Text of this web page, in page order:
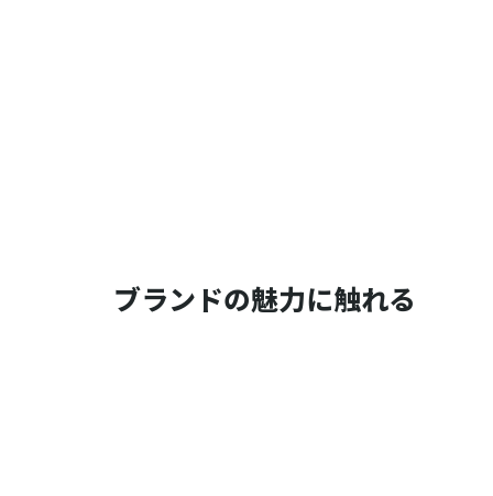
ブランドの魅力に触れる